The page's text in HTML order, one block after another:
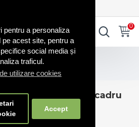
pentru a personaliza
pe acest site, pentru a
social media și
traficul.
utilizare cookies
Accept
0
moale pe cadru cromat 45
cu șezut moale pe cadru